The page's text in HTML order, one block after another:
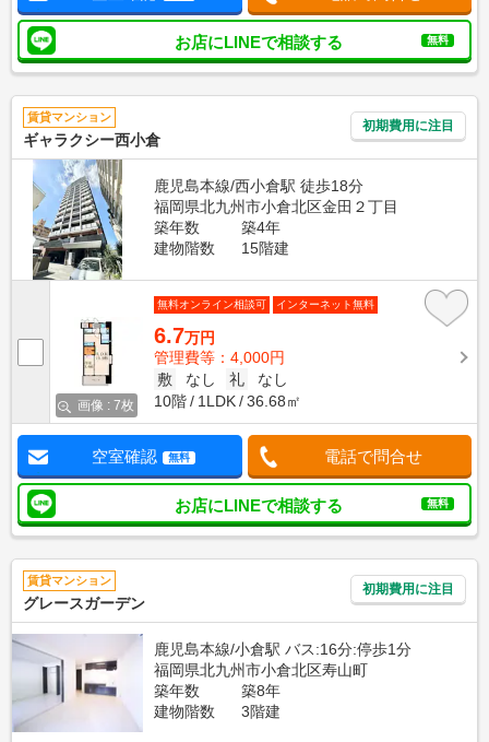
お店にLINEで相談する 無料
賃貸マンション
ギャラクシー西小倉
初期費用に注目
鹿児島本線/西小倉駅 徒歩18分
福岡県北九州市小倉北区金田２丁目
築年数
築4年
建物階数
15階建
画像 : 7枚
無料オンライン相談可 インターネット無料
6.7万円
管理費等：4,000円
敷
なし 礼
なし
10階
1LDK 36.68㎡
空室確認 無料 電話で問合せ
お店にLINEで相談する 無料
賃貸マンション
グレースガーデン
初期費用に注目
鹿児島本線/小倉駅 バス:16分:停歩1分
福岡県北九州市小倉北区寿山町
築年数
築8年
建物階数
3階建